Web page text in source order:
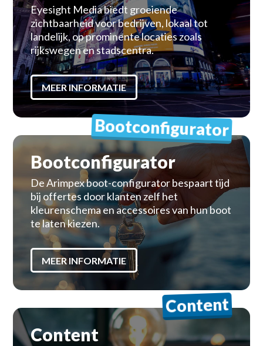
Eyesight Media biedt groeiende
zichtbaarheid voor bedrijven, lokaal tot
landelijk, op prominente locaties zoals
rijkswegen en stadscentra.
MEER INFORMATIE
Bootconfigurator
De Arimpex boot-configurator bespaart tijd
bij offertes door klanten zelf het
kleurenschema en accessoires van hun boot
te laten kiezen.
Bootconfigurator
MEER INFORMATIE
Content
Content